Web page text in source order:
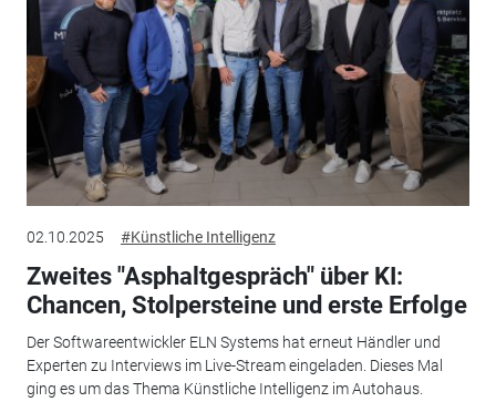
02.10.2025 #Künstliche Intelligenz
Zweites "Asphaltgespräch" über KI:
Chancen, Stolpersteine und erste Erfolge
Der Softwareentwickler ELN Systems hat erneut Händler und
Experten zu Interviews im Live-Stream eingeladen. Dieses Mal
ging es um das Thema Künstliche Intelligenz im Autohaus.